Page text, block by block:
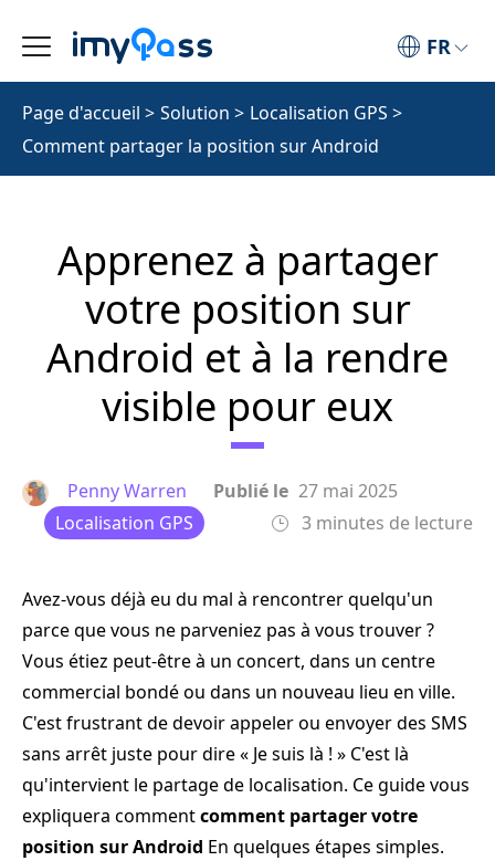
FR
Page d'accueil > Solution > Localisation GPS >
Comment partager la position sur Android
Apprenez à partager
votre position sur
Android et à la rendre
visible pour eux
Penny Warren Publié le 27 mai 2025
Localisation GPS
3 minutes de lecture
Avez-vous déjà eu du mal à rencontrer quelqu'un
parce que vous ne parveniez pas à vous trouver ?
Vous étiez peut-être à un concert, dans un centre
commercial bondé ou dans un nouveau lieu en ville.
C'est frustrant de devoir appeler ou envoyer des SMS
sans arrêt juste pour dire « Je suis là ! » C'est là
qu'intervient le partage de localisation. Ce guide vous
expliquera commentcomment partager votre
position sur Android En quelques étapes simples.